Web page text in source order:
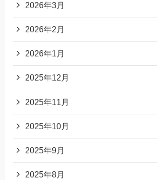
2026年3月
2026年2月
2026年1月
2025年12月
2025年11月
2025年10月
2025年9月
2025年8月